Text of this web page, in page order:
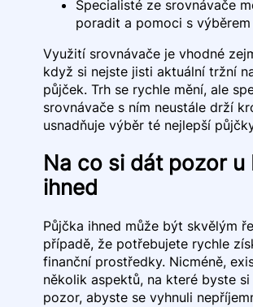
Specialisté ze srovnávače
poradit a pomoci s výběrem
Využití srovnávače je vhodné
když si nejste jisti aktuální tržní
půjček. Trh se rychle mění, ale
srovnávače s ním neustále drží
usnadňuje výběr té nejlepší
Na co si dát pozor u
ihned
Půjčka ihned může být skvělým
případě, že potřebujete rychle
finanční prostředky. Nicméně,
několik aspektů, na které byste
pozor, abyste se vyhnuli